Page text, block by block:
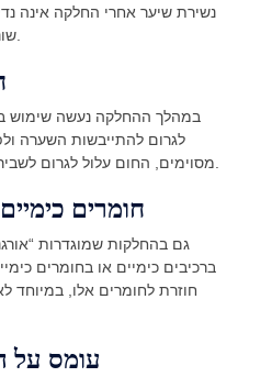
נשירת שיער אחרי החלקה אינה
שונות הקשורות לתהליך עצמו.
במהלך ההחלקה נעשה שימוש
לגרום להתייבשות השערה
חומרים
גם בהחלקות שמוגדרות
ברכיבים כימיים או בחומרים
חוזרת לחומרים אלו, במיוחד
עומס על